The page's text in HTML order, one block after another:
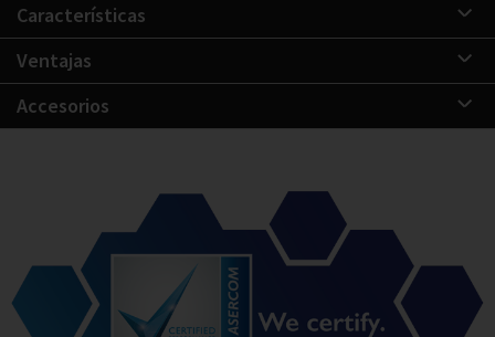
Características
Ventajas
Accesorios